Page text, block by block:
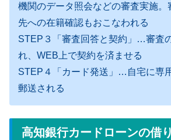
機関のデータ照会などの審査実施。
先への在籍確認もおこなわれる
STEP３「審査回答と契約」…審査
れ、WEB上で契約を済ませる
STEP４「カード発送」…自宅に専
郵送される
高知銀行カードローンの借